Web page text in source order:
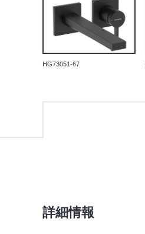
HG73051-67
詳細情報